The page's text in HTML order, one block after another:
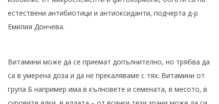
естествени антибиотици и антиоксиданти, подчерта д-р
Емилия Дончева.
Витамини може да се приемат допълнително, но трябва да
са в умерена доза и да не прекаляваме с тях. Витамини от
група Б например има в кълновете и семената, в месото, в